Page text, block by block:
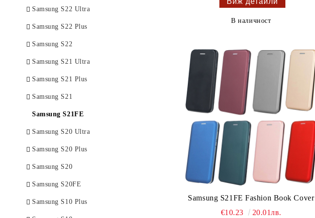
Samsung S22 Ultra
Samsung S22 Plus
Samsung S22
Samsung S21 Ultra
Samsung S21 Plus
Samsung S21
Samsung S21FE
Samsung S20 Ultra
Samsung S20 Plus
Samsung S20
Samsung S20FE
Samsung S10 Plus
В наличност
Samsung S21FE Fashion Book Cover
€10.23
20.01лв.